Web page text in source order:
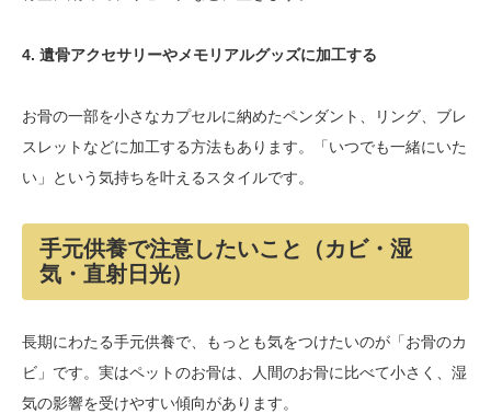
4. 遺骨アクセサリーやメモリアルグッズに加工する
お骨の一部を小さなカプセルに納めたペンダント、リング、ブレ
スレットなどに加工する方法もあります。「いつでも一緒にいた
い」という気持ちを叶えるスタイルです。
手元供養で注意したいこと（カビ・湿
気・直射日光）
長期にわたる手元供養で、もっとも気をつけたいのが「お骨のカ
ビ」です。実はペットのお骨は、人間のお骨に比べて小さく、湿
気の影響を受けやすい傾向があります。